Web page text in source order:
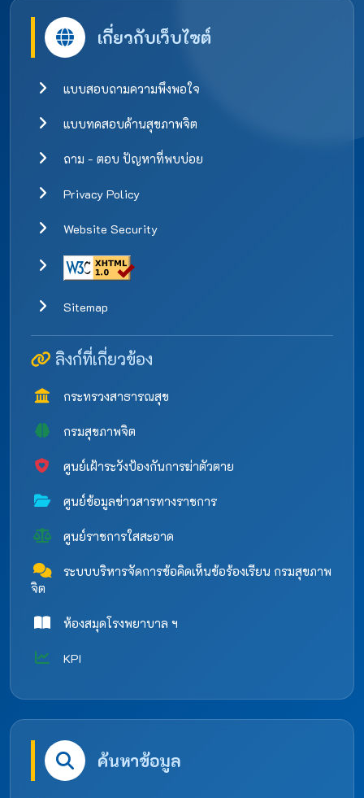
เกี่ยวกับเว็บไซต์
แบบสอบถามความพึงพอใจ
แบบทดสอบด้านสุขภาพจิต
ถาม - ตอบ ปัญหาที่พบบ่อย
Privacy Policy
Website Security
Sitemap
ลิงก์ที่เกี่ยวข้อง
กระทรวงสาธารณสุข
กรมสุขภาพจิต
ศูนย์เฝ้าระวังป้องกันการฆ่าตัวตาย
ศูนย์ข้อมูลข่าวสารทางราชการ
ศูนย์ราชการใสสะอาด
ระบบบริหารจัดการข้อคิดเห็นข้อร้องเรียน กรมสุขภาพ
จิต
ห้องสมุดโรงพยาบาล ฯ
KPI
ค้นหาข้อมูล